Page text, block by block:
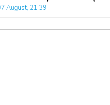
August, 21:39